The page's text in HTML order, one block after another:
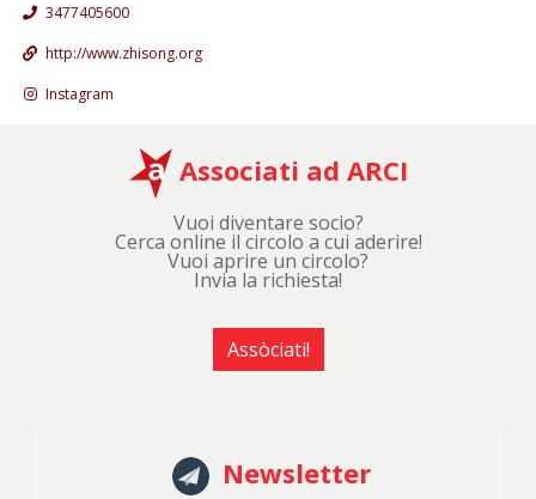
3477405600
http://www.zhisong.org
Instagram
Associati ad ARCI
Vuoi diventare socio?
Cerca online il circolo a cui aderire!
Vuoi aprire un circolo?
Invia la richiesta!
Assòciati!
Newsletter